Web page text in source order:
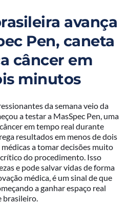
avança
Pen, caneta
câncer em
minutos
da semana veio da
a testar a MasSpec Pen, uma
em tempo real durante
resultados em menos de dois
a tomar decisões muito
do procedimento. Isso
e pode salvar vidas de forma
médica, é um sinal de que
a ganhar espaço real
brasileiro.